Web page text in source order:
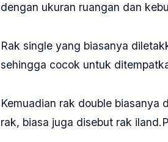
dengan ukuran ruangan dan
Rak single yang biasanya
sehingga cocok untuk
Kemuadian rak double biasanya
rak, biasa juga disebut rak